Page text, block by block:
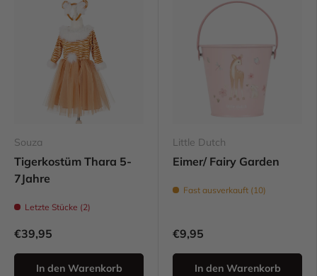
Souza
Tigerkostüm Thara 5-
7Jahre
Letzte Stücke (2)
€39,95
In den Warenkorb
Little Dutch
Eimer/ Fairy Garden
Fast ausverkauft (10)
€9,95
In den Warenkorb